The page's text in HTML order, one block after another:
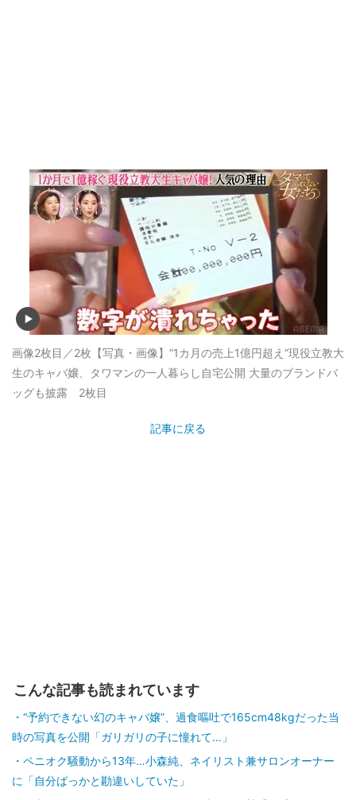
画像2枚目／2枚 【写真・画像】“1カ月の売上1億円超え”現役立教大
生のキャバ嬢、タワマンの一人暮らし自宅公開 大量のブランドバ
ッグも披露 2枚目
記事に戻る
こんな記事も読まれています
“予約できない幻のキャバ嬢”、過食嘔吐で165cm48kgだった当
時の写真を公開「ガリガリの子に憧れて…」
ペニオク騒動から13年…小森純、ネイリスト兼サロンオーナー
に「自分ばっかと勘違いしていた」